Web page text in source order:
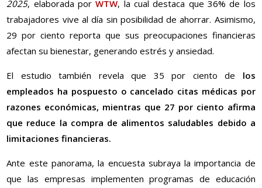
2025, elaborada porWTW, la cual destaca que 36% de los
trabajadores vive al día sin posibilidad de ahorrar. Asimismo,
29 por ciento reporta que sus preocupaciones financieras
afectan su bienestar, generando estrés y ansiedad.
El estudio también revela que 35 por ciento de los
empleados ha pospuesto o cancelado citas médicas por
razones económicas, mientras que 27 por ciento afirma
que reduce la compra de alimentos saludables debido a
limitaciones financieras.
Ante este panorama, la encuesta subraya la importancia de
que las empresas implementen programas de educación